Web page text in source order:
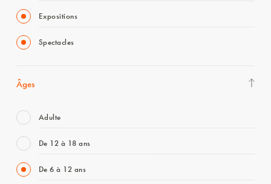
Expositions
Spectacles
Âges
Adulte
De 12 à 18 ans
De 6 à 12 ans